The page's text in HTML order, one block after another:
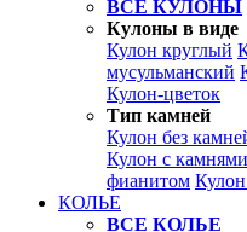
ВСЕ КУЛОНЫ
Кулоны в виде
Кулон круглый
мусульманский
Кулон-цветок
Тип камней
Кулон без
Кулон с камнями
фианитом
КОЛЬЕ
ВСЕ КОЛЬЕ